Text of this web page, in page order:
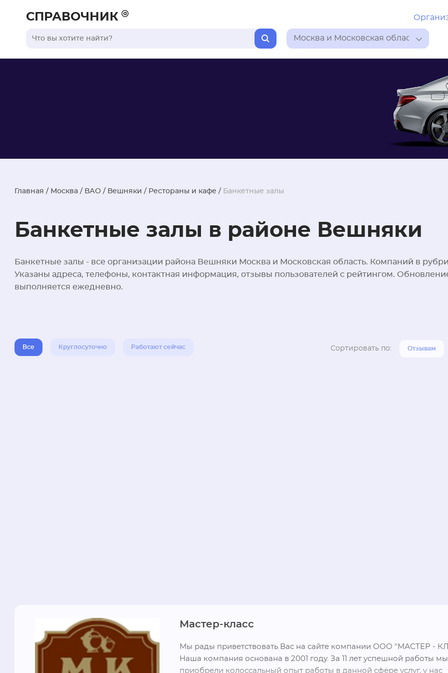
СПРАВОЧНИК
Москва и Московская область
Главная / Москва / ВАО / Вешняки / Рестораны и кафе / Банкетные залы
Банкетные залы в районе Вешняки
Банкетные залы - все организации района Вешняки Москва и Московская область. Компаний в
Указаны адреса, телефоны, контактная информация, отзывы пользователей с рейтингом.
выполняется ежедневно.
Все Круглосуточно Работают сейчас Сортировать по: Отзывам
Мастер-класс
Мы рады приветствовать Вас на сайте компании ООО "МАСТЕР -
Наша компания основана в 2001 году. За 11 лет успешной работы мы
приобрели колоссальный опыт работы в данной сфере услуг, у нас